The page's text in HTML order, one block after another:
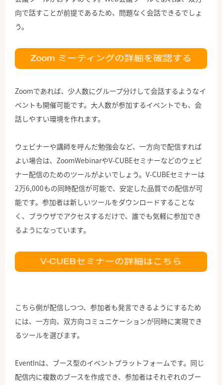
向で話すことが前提であるため、問題なく会話できるでしょ
う。
Zoomであれば、少人数にグループ分けして会話するようなイ
ベントも開催可能です。大人数が参加するイベントでも、会
話しやすい環境を作れます。
ウェビナーや講師を呼んだ勉強会など、一方向で配信すれば
よい場合は、ZoomWebinarやV-CUBEセミナーなどのウェビ
ナー配信のためのツールがよいでしょう。V-CUBEセミナーは
2万6,000もの同時配信が可能で、安定した品質での配信が可
能です。参加者は新しいツールをダウンロードすることな
く、ブラウザでアクセスするだけで、誰でも気軽に参加でき
るようになっています。
こちら側が配信しつつ、参加者も発言できるようにするため
には、一方向、双方向コミュニケーションが同時に実現でき
るツールを選びます。
EventInは、ブース型のイベントプラットフォームです。同じ
配信内に複数のブースを作成でき、参加者はそれぞれのブー